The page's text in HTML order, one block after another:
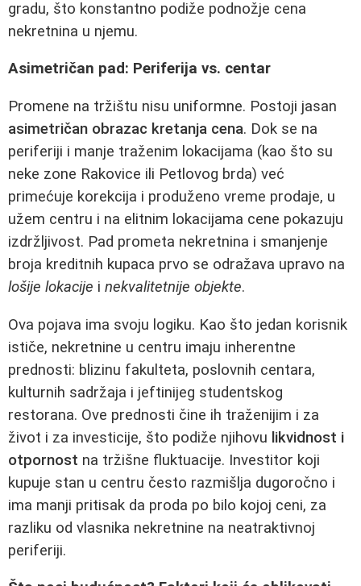
gradu, što konstantno podiže podnožje cena
nekretnina u njemu.
Asimetričan pad: Periferija vs. centar
Promene na tržištu nisu uniformne. Postoji jasan
asimetričan obrazac kretanja cena. Dok se na
periferiji i manje traženim lokacijama (kao što su
neke zone Rakovice ili Petlovog brda) već
primećuje korekcija i produženo vreme prodaje, u
užem centru i na elitnim lokacijama cene pokazuju
izdržljivost. Pad prometa nekretnina i smanjenje
broja kreditnih kupaca prvo se odražava upravo na
lošije lokacije i nekvalitetnije objekte.
Ova pojava ima svoju logiku. Kao što jedan korisnik
ističe, nekretnine u centru imaju inherentne
prednosti: blizinu fakulteta, poslovnih centara,
kulturnih sadržaja i jeftinijeg studentskog
restorana. Ove prednosti čine ih traženijim i za
život i za investicije, što podiže njihovu likvidnost i
otpornost na tržišne fluktuacije. Investitor koji
kupuje stan u centru često razmišlja dugoročno i
ima manji pritisak da proda po bilo kojoj ceni, za
razliku od vlasnika nekretnine na neatraktivnoj
periferiji.